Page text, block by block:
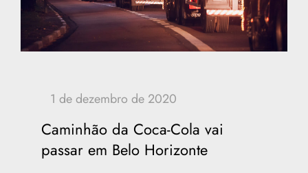
Caminhão da Coca-Cola vai
passar em Belo Horizonte